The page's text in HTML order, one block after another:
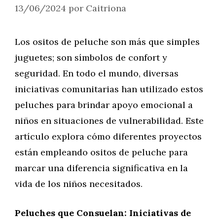
13/06/2024 por Caitriona
Los ositos de peluche son más que simples
juguetes; son símbolos de confort y
seguridad. En todo el mundo, diversas
iniciativas comunitarias han utilizado estos
peluches para brindar apoyo emocional a
niños en situaciones de vulnerabilidad. Este
artículo explora cómo diferentes proyectos
están empleando ositos de peluche para
marcar una diferencia significativa en la
vida de los niños necesitados.
Peluches que Consuelan: Iniciativas de